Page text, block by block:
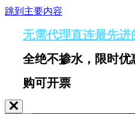
跳到主要内容
无需代理直连最先进
全绝不掺水，限时
购可开票